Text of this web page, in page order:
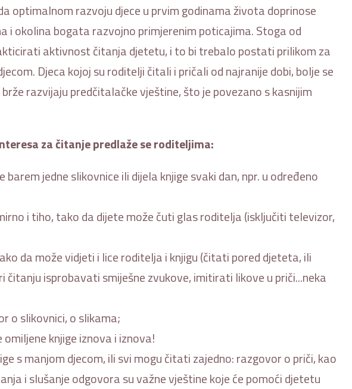
optimalnom razvoju djece u prvim godinama života doprinose
i okolina bogata razvojno primjerenim poticajima. Stoga od
aktivnost čitanja djetetu, i to bi trebalo postati prilikom za
Djeca kojoj su roditelji čitali i pričali od najranije dobi, bolje se
razvijaju predčitalačke vještine, što je povezano s kasnijim
za čitanje predlaže se roditeljima:
jedne slikovnice ili dijela knjige svaki dan, npr. u određeno
i tiho, tako da dijete može čuti glas roditelja (isključiti televizor,
da može vidjeti i lice roditelja i knjigu (čitati pored djeteta, ili
čitanju isprobavati smiješne zvukove, imitirati likove u priči...neka
o slikovnici, o slikama;
knjige iznova i iznova!
s manjom djecom, ili svi mogu čitati zajedno: razgovor o priči, kao
i slušanje odgovora su važne vještine koje će pomoći djetetu